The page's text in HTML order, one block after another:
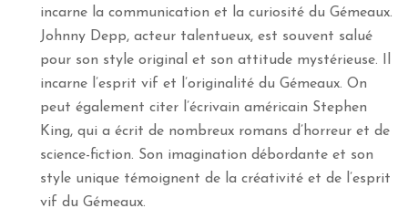
incarne la communication et la curiosité du Gémeaux.
Johnny Depp, acteur talentueux, est souvent salué
pour son style original et son attitude mystérieuse. Il
incarne l’esprit vif et l’originalité du Gémeaux. On
peut également citer l’écrivain américain Stephen
King, qui a écrit de nombreux romans d’horreur et de
science-fiction. Son imagination débordante et son
style unique témoignent de la créativité et de l’esprit
vif du Gémeaux.